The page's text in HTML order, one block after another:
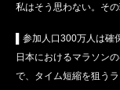
私はそう思わない。そ
▌参加人口300万人は確
日本におけるマラソン
で、タイム短縮を狙うラ